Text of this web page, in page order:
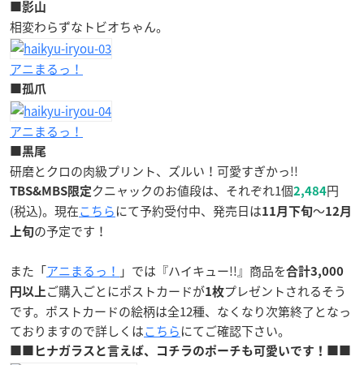
■影山
相変わらずなトビオちゃん。
アニまるっ！
■孤爪
アニまるっ！
■黒尾
研磨とクロの肉級プリント、ズルい！可愛すぎかっ!!
TBS&MBS限定クニャックのお値段は、それぞれ1個2,484円
(税込)。現在こちらにて予約受付中、発売日は11月下旬～12月
上旬の予定です！
また「アニまるっ！ 」では『ハイキュー!!』商品を合計3,000
円以上 ご購入ごとにポストカードが1枚プレゼントされるそう
です。ポストカードの絵柄は全12種、なくなり次第終了となっ
ておりますので詳しくはこちらにてご確認下さい。
■■ヒナガラスと言えば、コチラのポーチも可愛いです！■■